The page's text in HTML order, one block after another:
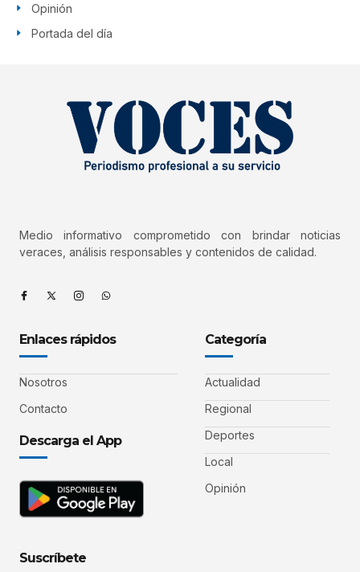
Opinión
Portada del día
Medio informativo comprometido con brindar noticias
veraces, análisis responsables y contenidos de calidad.
Enlaces rápidos
Nosotros
Contacto
Descarga el App
Categoría
Actualidad
Regional
Deportes
Local
Opinión
Suscríbete